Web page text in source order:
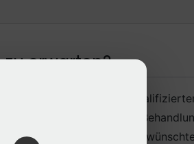
erwarten?
wenn sie von
unmittelbar nach der
ein Zeichen der